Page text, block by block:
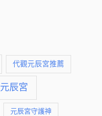
代觀元辰宮推薦
元辰宮
元辰宮守護神